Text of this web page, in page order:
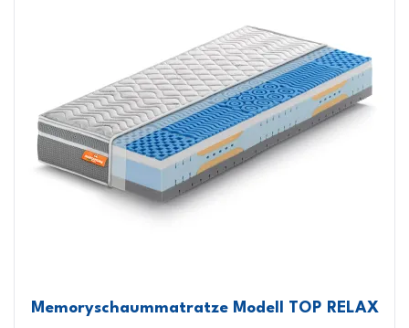
Memoryschaummatratze Modell TOP RELAX